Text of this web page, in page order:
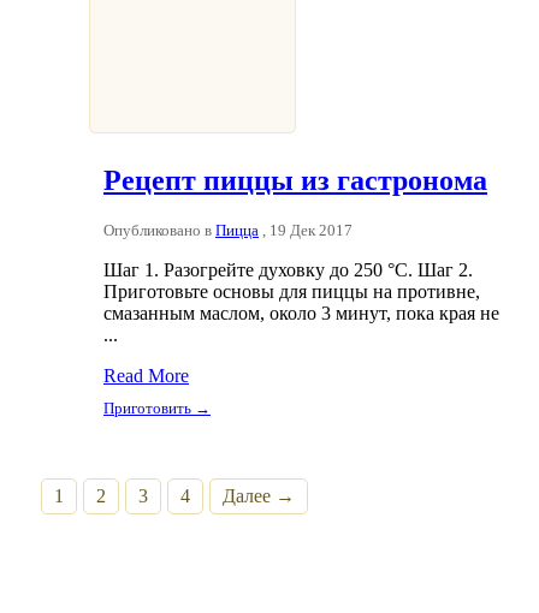
Рецепт пиццы из гастронома
Опубликовано в Пицца , 19 Дек 2017
Шаг 1. Разогрейте духовку до 250 °С. Шаг 2.
Приготовьте основы для пиццы на противне,
смазанным маслом, около 3 минут, пока края не
...
Read More
Приготовить →
1 2 3 4 Далее →